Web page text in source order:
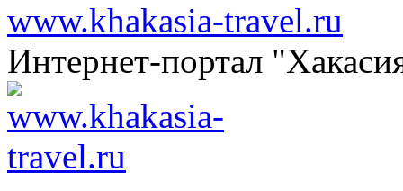
www.khakasia-travel.ru
Интернет-портал